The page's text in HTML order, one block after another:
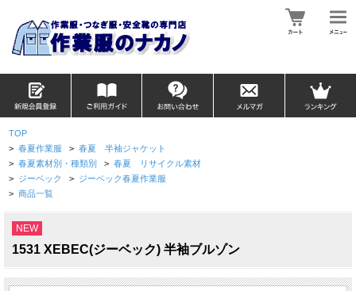
TOP
> 春夏作業服 > 春夏 半袖ジャケット
> 春夏素材別・種類別 > 春夏 リサイクル素材
> ジーベック > ジーベック春夏作業服
> 商品一覧
NEW
1531 XEBEC(ジーベック) 半袖ブルゾン